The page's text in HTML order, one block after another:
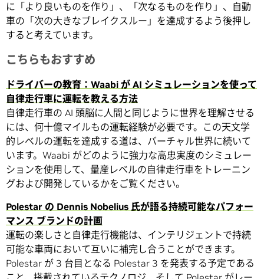
に「より良いものを作り」、「次なるものを作り」、自動
車の「次の大きなブレイクスルー」を達成するよう後押し
すると考えています。
こちらもおすすめ
ドライバーの教育：Waabi が AI シミュレーションを使って
自律走行車に運転を教える方法
自律走行車の AI 頭脳に人間と同じように世界を理解させる
には、何十億マイルもの運転経験が必要です。この天文学
的レベルの運転を達成する道は、バーチャル世界に続いて
います。Waabi がどのように強力な高忠実度のシミュレー
ションを使用して、量産レベルの自律走行車をトレーニン
グおよび開発しているかをご覧ください。
Polestar の Dennis Nobelius 氏が語る持続可能なパフォー
マンス ブランドの計画
運転の楽しさと自律走行機能は、インテリジェントで持続
可能な車両において互いに補完し合うことができます。
Polestar が 3 台目となる Polestar 3 を発表する予定である